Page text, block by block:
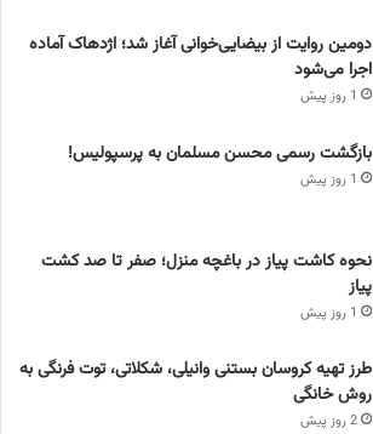
دومین روایت از بیضایی‌خوانی آغاز شد؛ اژدهاک آماده
اجرا می‌شود
1 روز پیش
بازگشت رسمی محسن مسلمان به پرسپولیس!
1 روز پیش
نحوه کاشت پیاز در باغچه منزل؛ صفر تا صد کشت
پیاز
1 روز پیش
طرز تهیه کروسان بستنی وانیلی، شکلاتی، توت فرنگی به
روش خانگی
2 روز پیش